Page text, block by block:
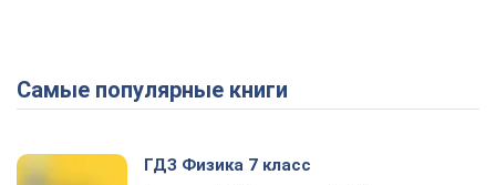
Play Video
Самые популярные книги
ГДЗ Физика 7 класс